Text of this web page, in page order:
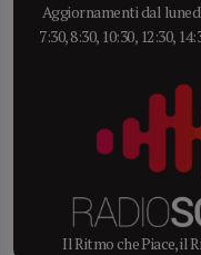
Aggiornamenti dal
7:30, 8:30, 10:30, 12:30,
Il Ritmo che Piace, il